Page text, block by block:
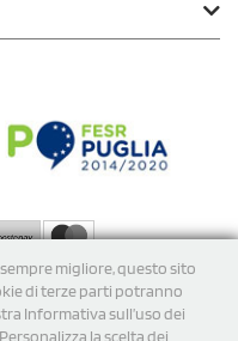
migliore, questo sito
di terze parti potranno
Informativa sull’uso dei
la scelta dei